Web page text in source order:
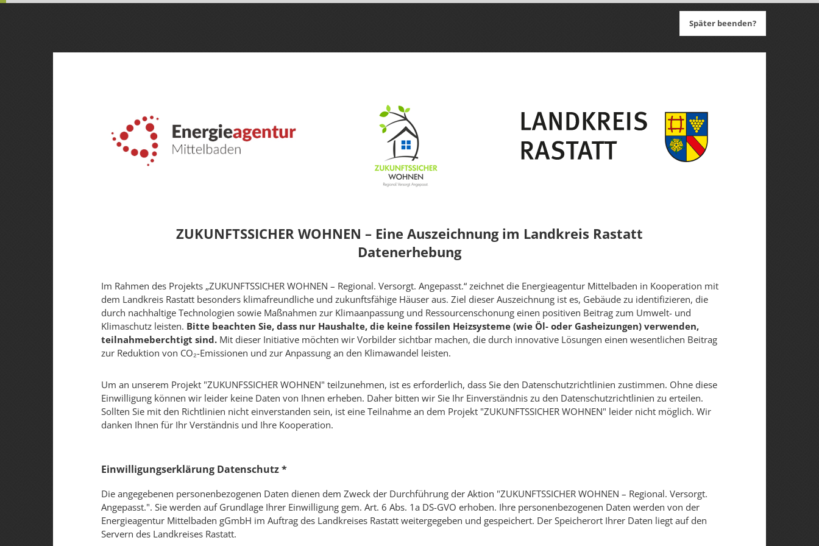
Später beenden?
ZUKUNFTSSICHER WOHNEN – Eine Auszeichnung im Landkreis Rastatt
Datenerhebung
Im Rahmen des Projekts „ZUKUNFTSSICHER WOHNEN – Regional. Versorgt. Angepasst.“ zeichnet die Energieagentur Mittelbaden in Kooperation mit
dem Landkreis Rastatt besonders klimafreundliche und zukunftsfähige Häuser aus. Ziel dieser Auszeichnung ist es, Gebäude zu identifizieren, die
durch nachhaltige Technologien sowie Maßnahmen zur Klimaanpassung und Ressourcenschonung einen positiven Beitrag zum Umwelt- und
Klimaschutz leisten. Bitte beachten Sie, dass nur Haushalte, die keine fossilen Heizsysteme (wie Öl- oder Gasheizungen) verwenden,
teilnahmeberchtigt sind.Mit dieser Initiative möchten wir Vorbilder sichtbar machen, die durch innovative Lösungen einen wesentlichen Beitrag
zur Reduktion von CO₂-Emissionen und zur Anpassung an den Klimawandel leisten.
Um an unserem Projekt "ZUKUNFSSICHER WOHNEN" teilzunehmen, ist es erforderlich, dass Sie den Datenschutzrichtlinien zustimmen. Ohne diese
Einwilligung können wir leider keine Daten von Ihnen erheben. Daher bitten wir Sie Ihr Einverständnis zu den Datenschutzrichtlinien zu erteilen.
Sollten Sie mit den Richtlinien nicht einverstanden sein, ist eine Teilnahme an dem Projekt "ZUKUNFTSSICHER WOHNEN" leider nicht möglich. Wir
danken Ihnen für Ihr Verständnis und Ihre Kooperation.
Einwilligungserklärung Datenschutz*
Die angegebenen personenbezogenen Daten dienen dem Zweck der Durchführung der Aktion "ZUKUNFTSSICHER WOHNEN – Regional. Versorgt.
Angepasst.". Sie werden auf Grundlage Ihrer Einwilligung gem. Art. 6 Abs. 1a DS-GVO erhoben. Ihre personenbezogenen Daten werden von der
Energieagentur Mittelbaden gGmbH im Auftrag des Landkreises Rastatt weitergegeben und gespeichert. Der Speicherort Ihrer Daten liegt auf den
Servern des Landkreises Rastatt.